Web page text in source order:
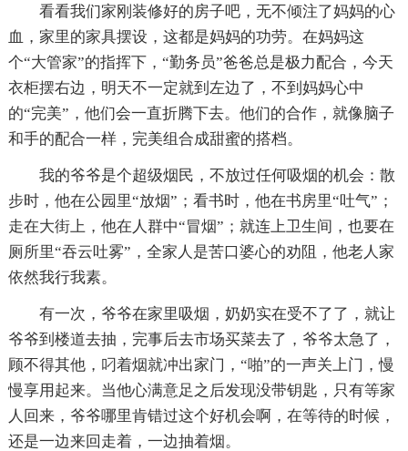
看看我们家刚装修好的房子吧，无不倾注了妈妈的心
血，家里的家具摆设，这都是妈妈的功劳。在妈妈这
个“大管家”的指挥下，“勤务员”爸爸总是极力配合，今天
衣柜摆右边，明天不一定就到左边了，不到妈妈心中
的“完美”，他们会一直折腾下去。他们的合作，就像脑子
和手的配合一样，完美组合成甜蜜的搭档。
我的爷爷是个超级烟民，不放过任何吸烟的机会：散
步时，他在公园里“放烟”；看书时，他在书房里“吐气”；
走在大街上，他在人群中“冒烟”；就连上卫生间，也要在
厕所里“吞云吐雾”，全家人是苦口婆心的劝阻，他老人家
依然我行我素。
有一次，爷爷在家里吸烟，奶奶实在受不了了，就让
爷爷到楼道去抽，完事后去市场买菜去了，爷爷太急了，
顾不得其他，叼着烟就冲出家门，“啪”的一声关上门，慢
慢享用起来。当他心满意足之后发现没带钥匙，只有等家
人回来，爷爷哪里肯错过这个好机会啊，在等待的时候，
还是一边来回走着，一边抽着烟。